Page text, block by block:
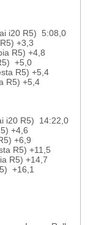
i20 R5) 5:08,0
+3,3
R5) +4,8
+5,0
R5) +5,4
R5) +5,4
i20 R5) 14:22,0
+4,6
+6,9
R5) +11,5
R5) +14,7
+16,1